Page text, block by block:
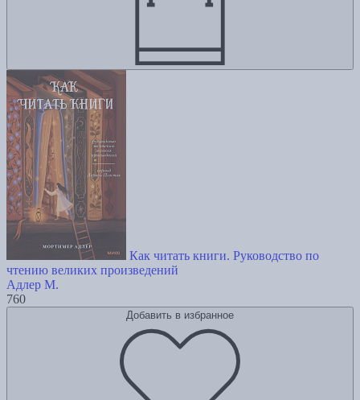
Как читать книги. Руководство по
чтению великих произведений
Адлер М.
760
Добавить в избранное